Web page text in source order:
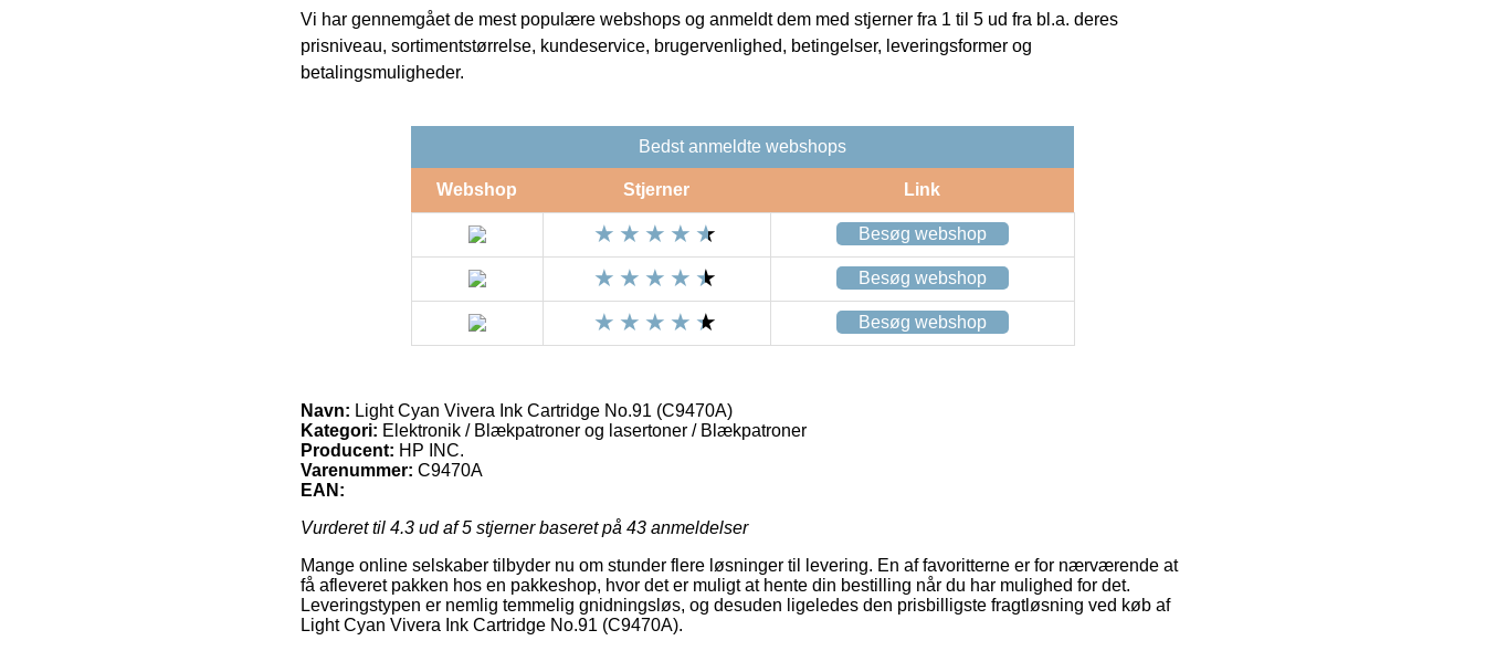
Vi har gennemgået de mest populære webshops og anmeldt dem med stjerner fra 1 til 5 ud fra bl.a. deres
prisniveau, sortimentstørrelse, kundeservice, brugervenlighed, betingelser, leveringsformer og
betalingsmuligheder.
Bedst anmeldte webshops
Webshop Stjerner Link
Besøg webshop
Besøg webshop
Besøg webshop
Navn: Light Cyan Vivera Ink Cartridge No.91 (C9470A)
Kategori: Elektronik / Blækpatroner og lasertoner / Blækpatroner
Producent: HP INC.
Varenummer: C9470A
EAN:
Vurderet til 4.3 ud af 5 stjerner baseret på 43 anmeldelser
Mange online selskaber tilbyder nu om stunder flere løsninger til levering. En af favoritterne er for nærværende at
få afleveret pakken hos en pakkeshop, hvor det er muligt at hente din bestilling når du har mulighed for det.
Leveringstypen er nemlig temmelig gnidningsløs, og desuden ligeledes den prisbilligste fragtløsning ved køb af
Light Cyan Vivera Ink Cartridge No.91 (C9470A).